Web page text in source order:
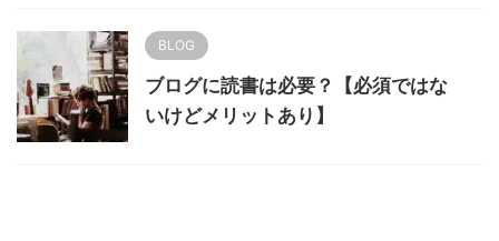
BLOG
ブログに読書は必要？【必須ではな
いけどメリットあり】